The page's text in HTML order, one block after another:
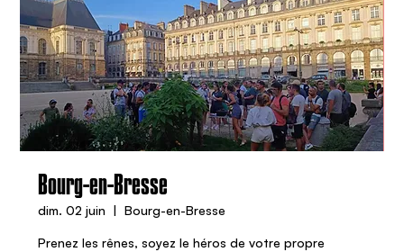
Bourg-en-Bresse
dim. 02 juin
  |
Bourg-en-Bresse
Prenez les rênes, soyez le héros de votre propre